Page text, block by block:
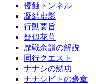
侵蝕トンネル
凝結虚影
行動要旨
疑似花萼
歴戦余韻の解説
同行クエスト
ナナシの勲功
ナナシビトの褒章